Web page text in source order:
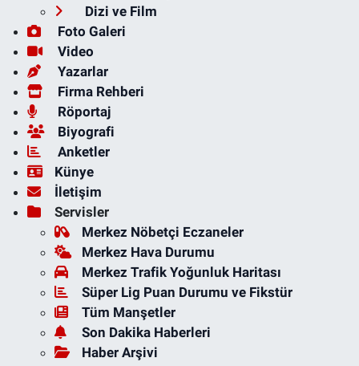
Dizi ve Film
Foto Galeri
Video
Yazarlar
Firma Rehberi
Röportaj
Biyografi
Anketler
Künye
İletişim
Servisler
Merkez Nöbetçi Eczaneler
Merkez Hava Durumu
Merkez Trafik Yoğunluk Haritası
Süper Lig Puan Durumu ve Fikstür
Tüm Manşetler
Son Dakika Haberleri
Haber Arşivi